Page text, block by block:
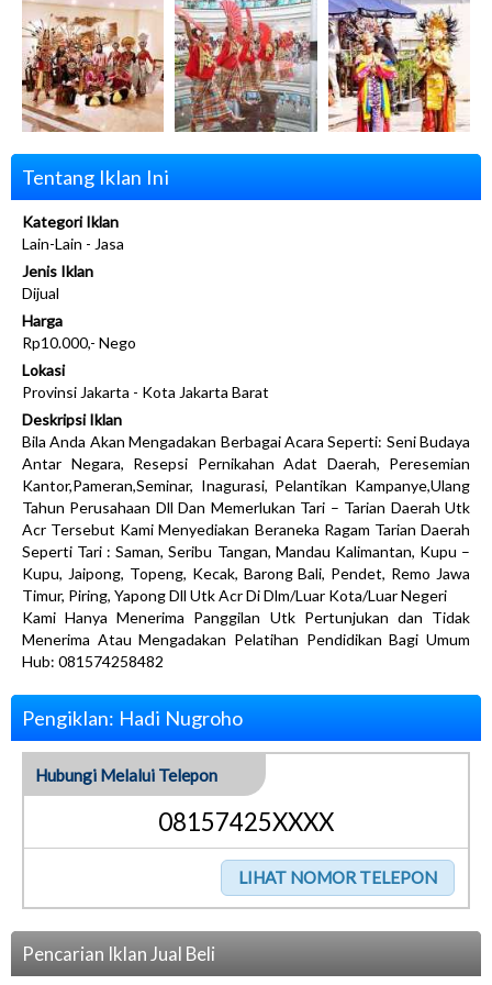
Tentang Iklan Ini
Kategori Iklan
Lain-Lain - Jasa
Jenis Iklan
Dijual
Harga
Rp10.000,- Nego
Lokasi
Provinsi Jakarta - Kota Jakarta Barat
Deskripsi Iklan
Bila Anda Akan Mengadakan Berbagai Acara Seperti: Seni Budaya
Antar Negara, Resepsi Pernikahan Adat Daerah, Peresemian
Kantor,Pameran,Seminar, Inagurasi, Pelantikan Kampanye,Ulang
Tahun Perusahaan Dll Dan Memerlukan Tari – Tarian Daerah Utk
Acr Tersebut Kami Menyediakan Beraneka Ragam Tarian Daerah
Seperti Tari : Saman, Seribu Tangan, Mandau Kalimantan, Kupu –
Kupu, Jaipong, Topeng, Kecak, Barong Bali, Pendet, Remo Jawa
Timur, Piring, Yapong Dll Utk Acr Di Dlm/Luar Kota/Luar Negeri
Kami Hanya Menerima Panggilan Utk Pertunjukan dan Tidak
Menerima Atau Mengadakan Pelatihan Pendidikan Bagi Umum
Hub: 081574258482
Pengiklan: Hadi Nugroho
Hubungi Melalui Telepon
08157425XXXX
Pencarian Iklan Jual Beli